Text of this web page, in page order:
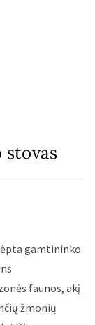
stovas
gamtininko
faunos, akį
žmonių